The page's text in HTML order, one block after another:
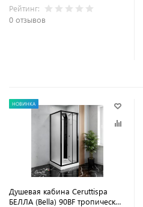
Рейтинг:
0 отзывов
НОВИНКА
Душевая кабина Ceruttispa
БЕЛЛА (Bella) 90BF тропический